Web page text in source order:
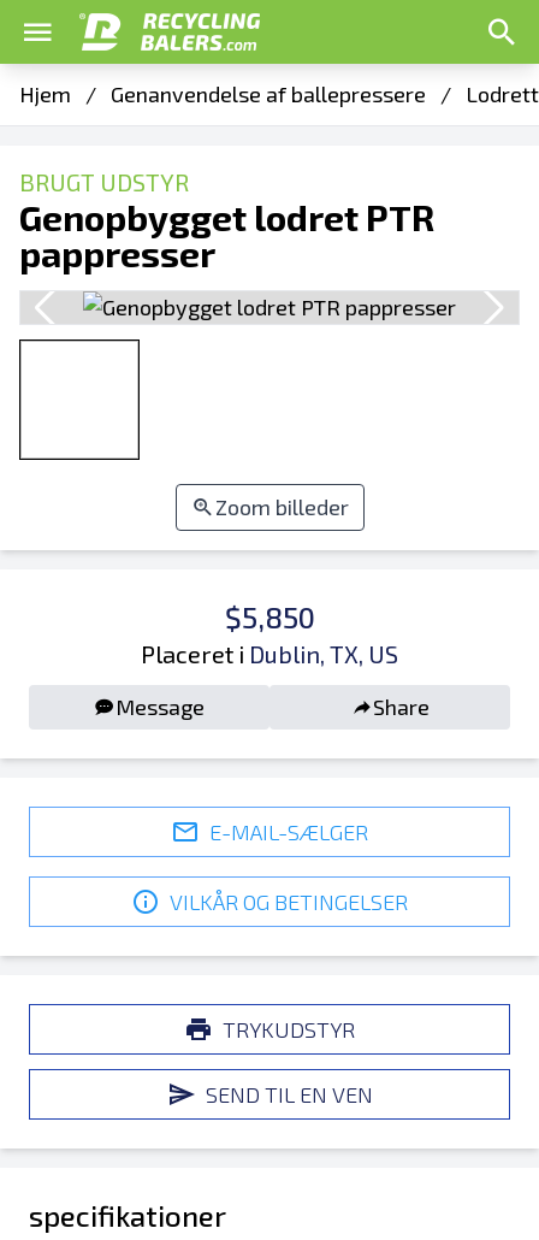
Hjem / Genanvendelse af ballepressere /
BRUGT UDSTYR
Genopbygget lodret PTR
pappresser
Zoom billeder
$5,850
Placeret i Dublin, TX, US
Message Share
E-MAIL-SÆLGER
VILKÅR OG BETINGELSER
TRYKUDSTYR
SEND TIL EN VEN
specifikationer